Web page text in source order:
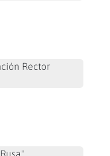
Rector